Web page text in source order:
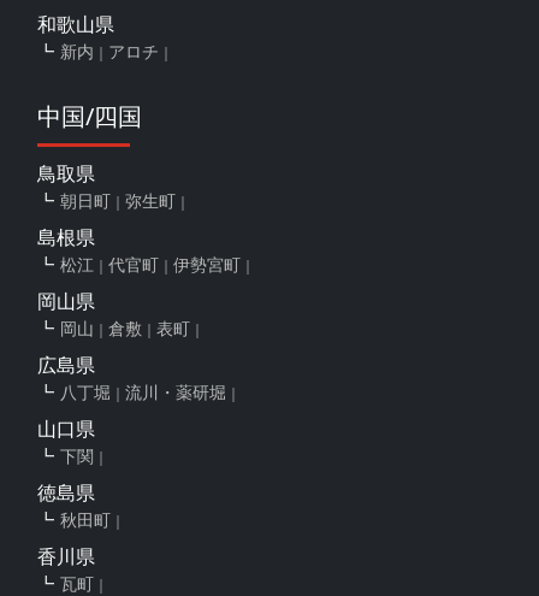
和歌山県
新内 アロチ
中国/四国
鳥取県
朝日町 弥生町
島根県
松江 代官町 伊勢宮町
岡山県
岡山 倉敷 表町
広島県
八丁堀 流川・薬研堀
山口県
下関
徳島県
秋田町
香川県
瓦町